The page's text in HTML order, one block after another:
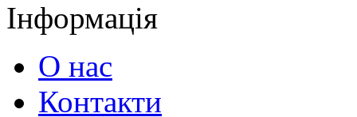
Інформація
О нас
Контакти